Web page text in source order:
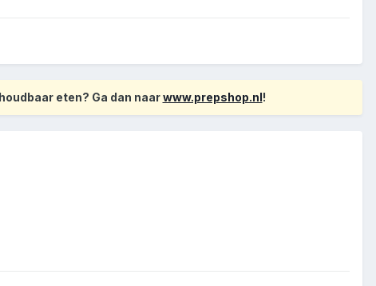
eten? Ga dan naarwww.prepshop.nl!